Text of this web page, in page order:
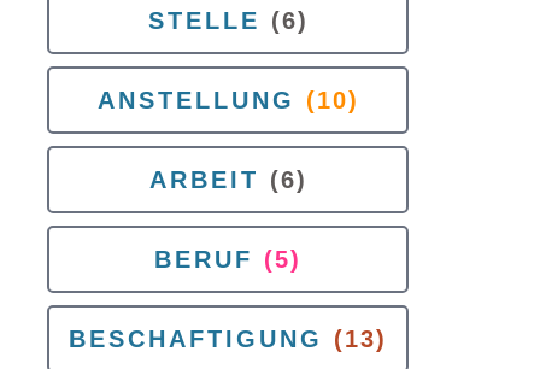
STELLE (6)
ANSTELLUNG (10)
ARBEIT (6)
BERUF (5)
BESCHAFTIGUNG (13)